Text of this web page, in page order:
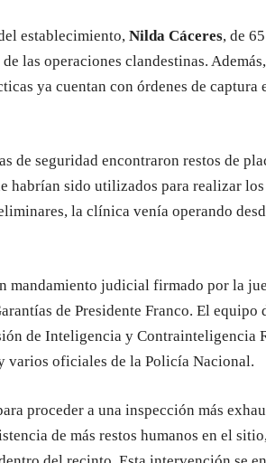
establecimiento, Nilda Cáceres, de
las operaciones clandestinas.
ya cuentan con órdenes de captura
de seguridad encontraron restos de
habrían sido utilizados para realizar
la clínica venía operando
mandamiento judicial firmado por la
de Presidente Franco. El equipo
de Inteligencia y Contrainteligencia
varios oficiales de la Policía Nacional.
proceder a una inspección más
de más restos humanos en el